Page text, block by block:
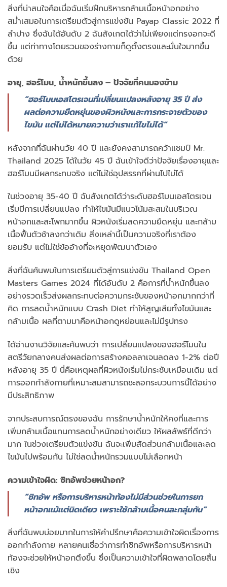
สิ่งที่น่าสนใจคือเมื่อฉันเริ่มฝึกบริหารกล้ามเนื้อหน้าอกอย่าง
สม่ำเสมอในการเตรียมตัวสู่การแข่งขัน Payap Classic 2022 ที่
ลำปาง ซึ่งฉันได้อันดับ 2 ฉันสังเกตได้ว่าไม่เพียงแต่ทรงอกจะดี
ขึ้น แต่ท่าทางโดยรวมของร่างกายก็ดูตั้งตรงและมั่นใจมากขึ้น
ด้วย
อายุ, ฮอร์โมน, น้ำหนักขึ้นลง – ปัจจัยที่คนมองข้าม
“ฮอร์โมนเอสโตรเจนที่เปลี่ยนแปลงหลังอายุ 35 ปี ส่ง
ผลต่อความยืดหยุ่นของผิวหนังและการกระจายตัวของ
ไขมัน แต่ไม่ได้หมายความว่าเราแก้ไขไม่ได้”
หลังจากที่ฉันผ่านวัย 40 ปี และยังคงสามารถคว้าแชมป์ Mr.
Thailand 2025 ได้ในวัย 45 ปี ฉันเข้าใจดีว่าปัจจัยเรื่องอายุและ
ฮอร์โมนมีผลกระทบจริง แต่ไม่ใช่อุปสรรคที่ผ่านไปไม่ได้
ในช่วงอายุ 35-40 ปี ฉันสังเกตได้ว่าระดับฮอร์โมนเอสโตรเจน
เริ่มมีการเปลี่ยนแปลง ทำให้ไขมันมีแนวโน้มสะสมในบริเวณ
หน้าอกและสะโพกมากขึ้น ผิวหนังเริ่มลดความยืดหยุ่น และกล้าม
เนื้อฟื้นตัวช้าลงกว่าเดิม สิ่งเหล่านี้เป็นความจริงที่เราต้อง
ยอมรับ แต่ไม่ใช่ข้ออ้างที่จะหยุดพัฒนาตัวเอง
สิ่งที่ฉันค้นพบในการเตรียมตัวสู่การแข่งขัน Thailand Open
Masters Games 2024 ที่ได้อันดับ 2 คือการที่น้ำหนักขึ้นลง
อย่างรวดเร็วส่งผลกระทบต่อความกระชับของหน้าอกมากกว่าที่
คิด การลดน้ำหนักแบบ Crash Diet ทำให้สูญเสียทั้งไขมันและ
กล้ามเนื้อ ผลที่ตามมาคือหน้าอกดูหย่อนและไม่มีรูปทรง
ได้อ่านงานวิจัยและค้นพบว่า การเปลี่ยนแปลงของฮอร์โมนใน
สตรีวัยกลางคนส่งผลต่อการสร้างคอลลาเจนลดลง 1-2% ต่อปี
หลังอายุ 35 ปี นี่คือเหตุผลที่ผิวหนังเริ่มไม่กระชับเหมือนเดิม แต่
การออกกำลังกายที่เหมาะสมสามารถชะลอกระบวนการนี้ได้อย่าง
มีประสิทธิภาพ
จากประสบการณ์ตรงของฉัน การรักษาน้ำหนักให้คงที่และการ
เพิ่มกล้ามเนื้อแทนการลดน้ำหนักอย่างเดียว ให้ผลลัพธ์ที่ดีกว่า
มาก ในช่วงเตรียมตัวแข่งขัน ฉันจะเพิ่มสัดส่วนกล้ามเนื้อและลด
ไขมันไปพร้อมกัน ไม่ใช่ลดน้ำหนักรวมแบบไม่เลือกหน้า
ความเข้าใจผิด: ซิทอัพช่วยหน้าอก?
“ซิทอัพ หรือการบริหารหน้าท้องไม่มีส่วนช่วยในการยก
หน้าอกแม้แต่นิดเดียว เพราะใช้กล้ามเนื้อคนละกลุ่มกัน”
สิ่งที่ฉันพบบ่อยมากในการให้คำปรึกษาคือความเข้าใจผิดเรื่องการ
ออกกำลังกาย หลายคนเชื่อว่าการทำซิทอัพหรือการบริหารหน้า
ท้องจะช่วยให้หน้าอกตึงขึ้น ซึ่งเป็นความเข้าใจที่ผิดพลาดโดยสิ้น
เชิง